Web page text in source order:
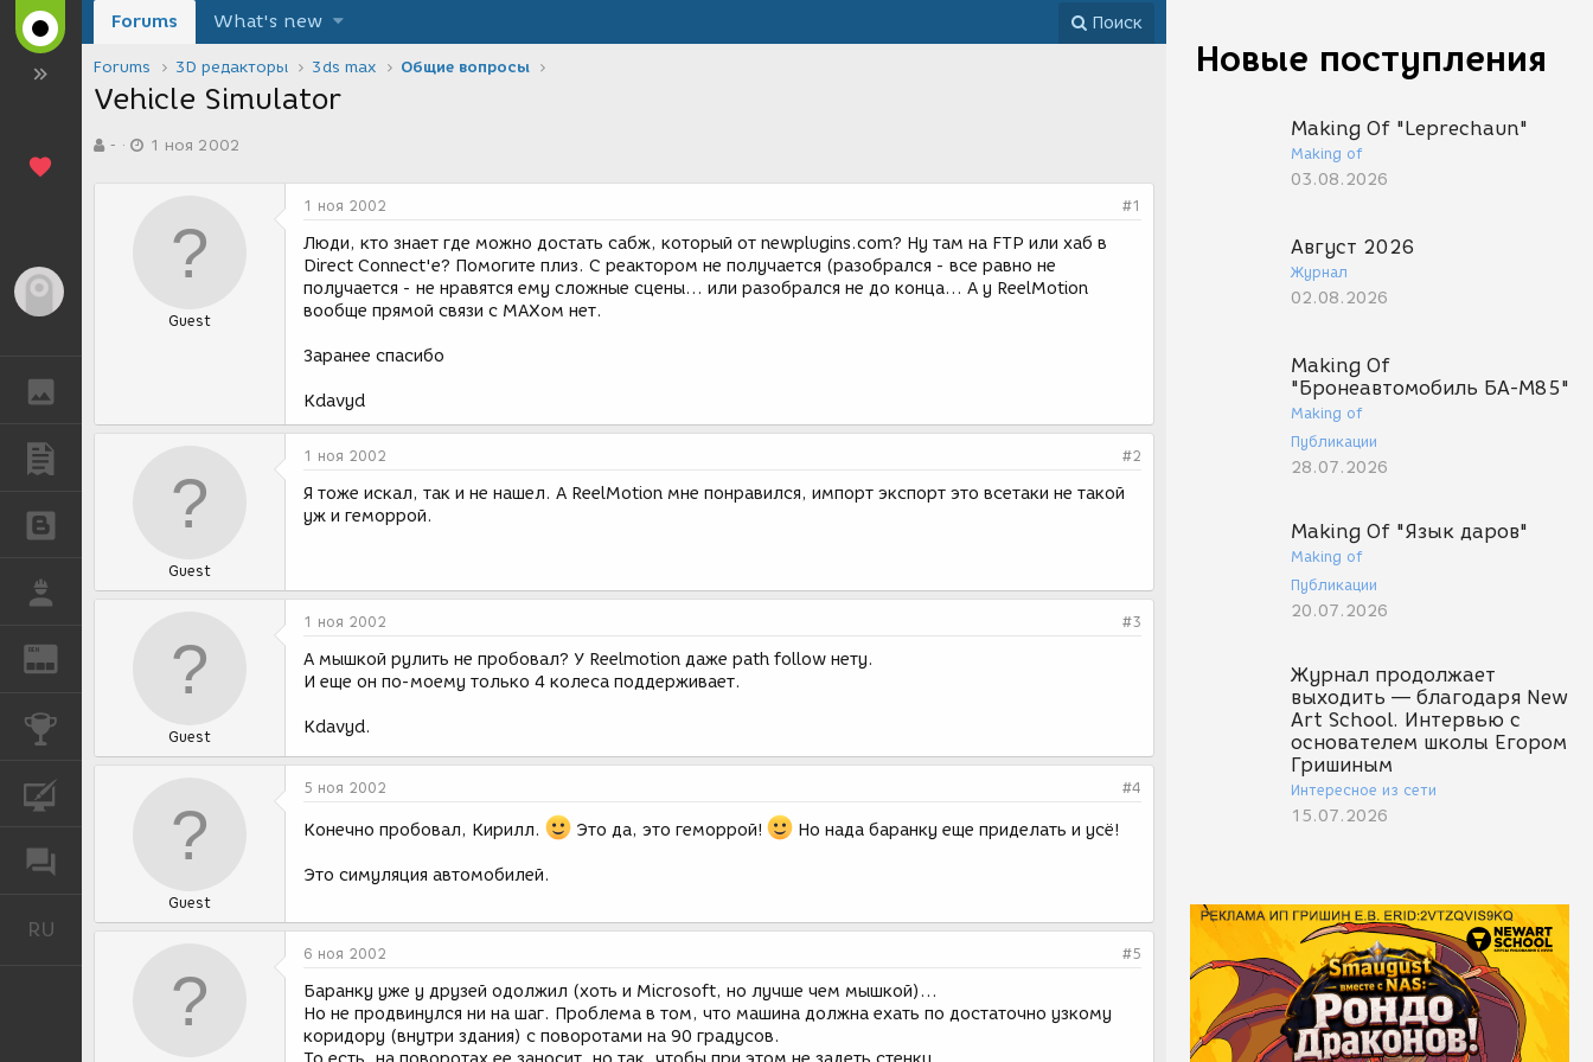
РАБОТА
REN
RU Русский
Новые поступления
Making Of "Leprechaun"
Making of
03.08.2026
Август 2026
Журнал
02.08.2026
Making Of
"Бронеавтомобиль БА-М85"
Making of
Публикации
28.07.2026
Making Of "Язык даров"
Making of
Публикации
20.07.2026
Журнал продолжает
выходить — благодаря New
Art School. Интервью с
основателем школы Егором
Гришиным
Интересное из сети
15.07.2026
Forums What's new Поиск
Forums 3D редакторы 3ds max Общие вопросы
Vehicle Simulator
в-
а
1 ноя 2002
Guest
1 ноя 2002 #1
Люди, кто знает где можно достать сабж, который от newplugins.com? Ну там на FTP или хаб в
Direct Connect'e? Помогите плиз. С реактором не получается (разобрался - все равно не
получается - не нравятся ему сложные сцены... или разобрался не до конца... А у ReelMotion
вообще прямой связи с МАХом нет.
Заранее спасибо
Kdavyd
Guest
1 ноя 2002 #2
Я тоже искал, так и не нашел. А ReelMotion мне понравился, импорт экспорт это всетаки не такой
уж и геморрой.
Guest
1 ноя 2002 #3
А мышкой рулить не пробовал? У Reelmotion даже path follow нету.
И еще он по-моему только 4 колеса поддерживает.
Kdavyd.
Guest
5 ноя 2002 #4
Конечно пробовал, Кирилл. Это да, это геморрой! Но нада баранку еще приделать и усё!
Это симуляция автомобилей.
6 ноя 2002 #5
Баранку уже у друзей одолжил (хоть и Microsoft, но лучше чем мышкой)...
Но не продвинулся ни на шаг. Проблема в том, что машина должна ехать по достаточно узкому
коридору (внутри здания) с поворотами на 90 градусов.